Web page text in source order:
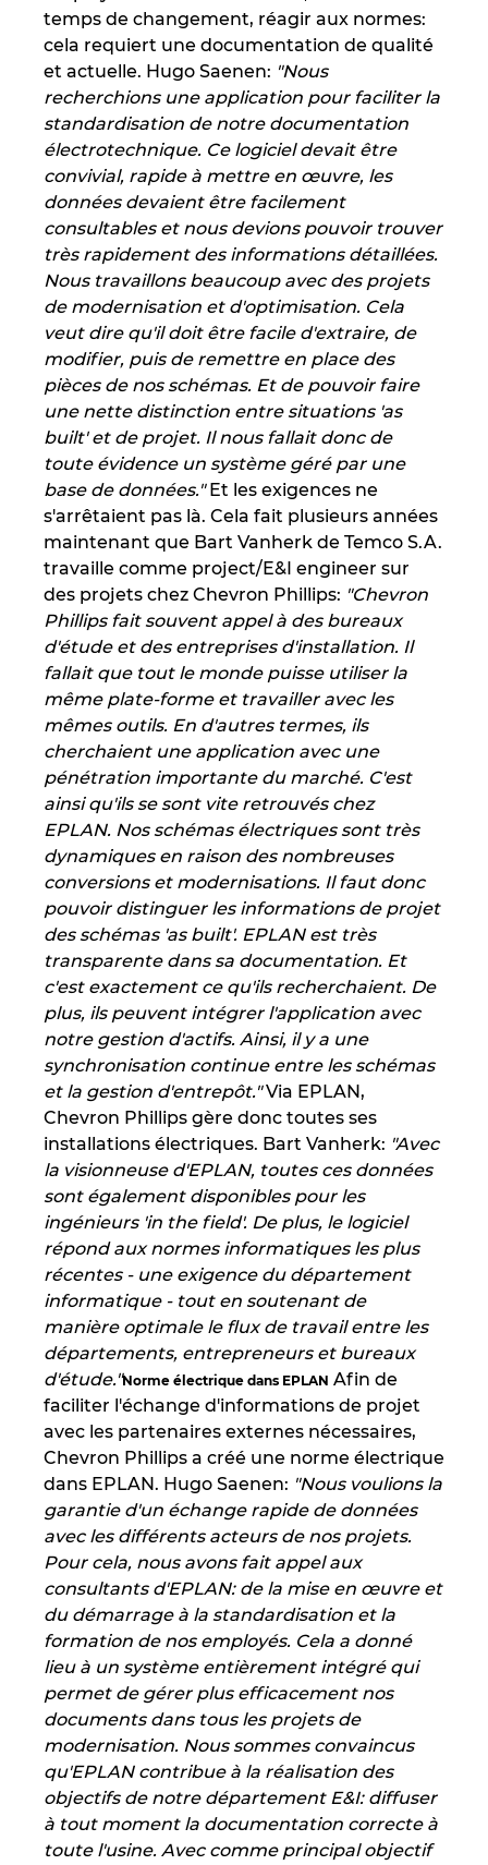
temps de changement, réagir aux normes:
cela requiert une documentation de qualité
et actuelle. Hugo Saenen: "Nous
recherchions une application pour faciliter la
standardisation de notre documentation
électrotechnique. Ce logiciel devait être
convivial, rapide à mettre en œuvre, les
données devaient être facilement
consultables et nous devions pouvoir trouver
très rapidement des informations détaillées.
Nous travaillons beaucoup avec des projets
de modernisation et d'optimisation. Cela
veut dire qu'il doit être facile d'extraire, de
modifier, puis de remettre en place des
pièces de nos schémas. Et de pouvoir faire
une nette distinction entre situations 'as
built' et de projet. Il nous fallait donc de
toute évidence un système géré par une
base de données."Et les exigences ne
s'arrêtaient pas là. Cela fait plusieurs années
maintenant que Bart Vanherk de Temco S.A.
travaille comme project/E&I engineer sur
des projets chez Chevron Phillips: "Chevron
Phillips fait souvent appel à des bureaux
d'étude et des entreprises d'installation. Il
fallait que tout le monde puisse utiliser la
même plate-forme et travailler avec les
mêmes outils. En d'autres termes, ils
cherchaient une application avec une
pénétration importante du marché. C'est
ainsi qu'ils se sont vite retrouvés chez
EPLAN. Nos schémas électriques sont très
dynamiques en raison des nombreuses
conversions et modernisations. Il faut donc
pouvoir distinguer les informations de projet
des schémas 'as built'. EPLAN est très
transparente dans sa documentation. Et
c'est exactement ce qu'ils recherchaient. De
plus, ils peuvent intégrer l'application avec
notre gestion d'actifs. Ainsi, il y a une
synchronisation continue entre les schémas
et la gestion d'entrepôt."Via EPLAN,
Chevron Phillips gère donc toutes ses
installations électriques. Bart Vanherk: "Avec
la visionneuse d'EPLAN, toutes ces données
sont également disponibles pour les
ingénieurs 'in the field'. De plus, le logiciel
répond aux normes informatiques les plus
récentes - une exigence du département
informatique - tout en soutenant de
manière optimale le flux de travail entre les
départements, entrepreneurs et bureaux
d'étude."Norme électrique dans EPLAN Afin de
faciliter l'échange d'informations de projet
avec les partenaires externes nécessaires,
Chevron Phillips a créé une norme électrique
dans EPLAN. Hugo Saenen: "Nous voulions la
garantie d'un échange rapide de données
avec les différents acteurs de nos projets.
Pour cela, nous avons fait appel aux
consultants d'EPLAN: de la mise en œuvre et
du démarrage à la standardisation et la
formation de nos employés. Cela a donné
lieu à un système entièrement intégré qui
permet de gérer plus efficacement nos
documents dans tous les projets de
modernisation. Nous sommes convaincus
qu'EPLAN contribue à la réalisation des
objectifs de notre département E&I: diffuser
à tout moment la documentation correcte à
toute l'usine. Avec comme principal objectif